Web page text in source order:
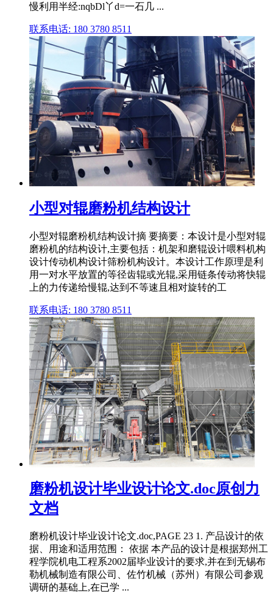
慢利用半经:nqbDl丫d=一石几 ...
联系电话: 180 3780 8511
小型对辊磨粉机结构设计
小型对辊磨粉机结构设计摘 要摘要：本设计是小型对辊
磨粉机的结构设计,主要包括：机架和磨辊设计喂料机构
设计传动机构设计筛粉机构设计。本设计工作原理是利
用一对水平放置的等径齿辊或光辊,采用链条传动将快辊
上的力传递给慢辊,达到不等速且相对旋转的工
联系电话: 180 3780 8511
磨粉机设计毕业设计论文.doc原创力
文档
磨粉机设计毕业设计论文.doc,PAGE 23 1. 产品设计的依
据、用途和适用范围： 依据 本产品的设计是根据郑州工
程学院机电工程系2002届毕业设计的要求,并在到无锡布
勒机械制造有限公司、佐竹机械（苏州）有限公司参观
调研的基础上,在已学 ...